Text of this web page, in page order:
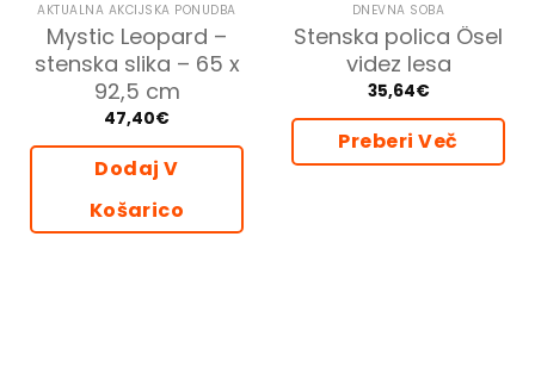
AKTUALNA AKCIJSKA PONUDBA
Mystic Leopard –
stenska slika – 65 x
92,5 cm
47,40€
Dodaj V
Košarico
DNEVNA SOBA
Stenska polica Ösel
videz lesa
35,64€
Preberi Več